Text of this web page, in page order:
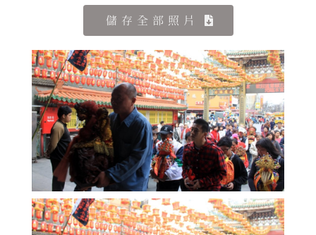
儲存全部照片